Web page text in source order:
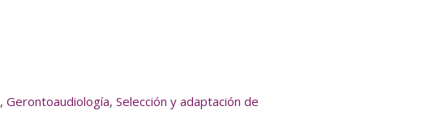
,Gerontoaudiología,Selección y adaptación de